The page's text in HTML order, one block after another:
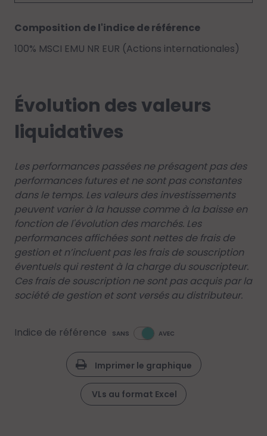
Composition de l'indice de référence
100% MSCI EMU NR EUR (Actions internationales)
Évolution des valeurs
liquidatives
Les performances passées ne présagent pas des
performances futures et ne sont pas constantes
dans le temps. Les valeurs des investissements
peuvent varier à la hausse comme à la baisse en
fonction de l'évolution des marchés. Les
performances affichées sont nettes de frais de
gestion et n’incluent pas les frais de souscription
éventuels qui restent à la charge du souscripteur.
Ces frais de souscription ne sont pas acquis par la
société de gestion et sont versés au distributeur.
Indice de référence SANS AVEC
Imprimer le graphique
VLs au format Excel